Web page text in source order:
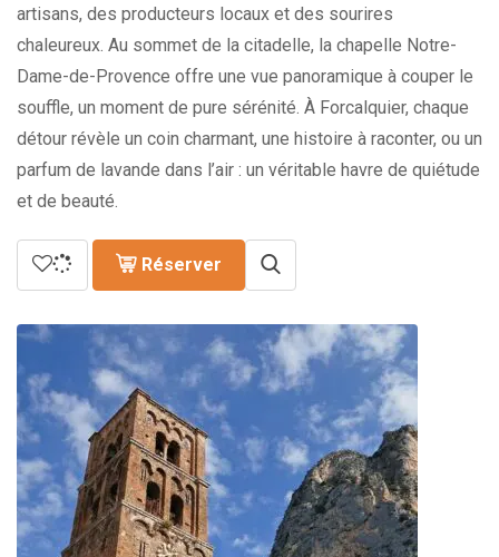
artisans, des producteurs locaux et des sourires
chaleureux. Au sommet de la citadelle, la chapelle Notre-
Dame-de-Provence offre une vue panoramique à couper le
souffle, un moment de pure sérénité. À Forcalquier, chaque
détour révèle un coin charmant, une histoire à raconter, ou un
parfum de lavande dans l’air : un véritable havre de quiétude
et de beauté.
Réserver